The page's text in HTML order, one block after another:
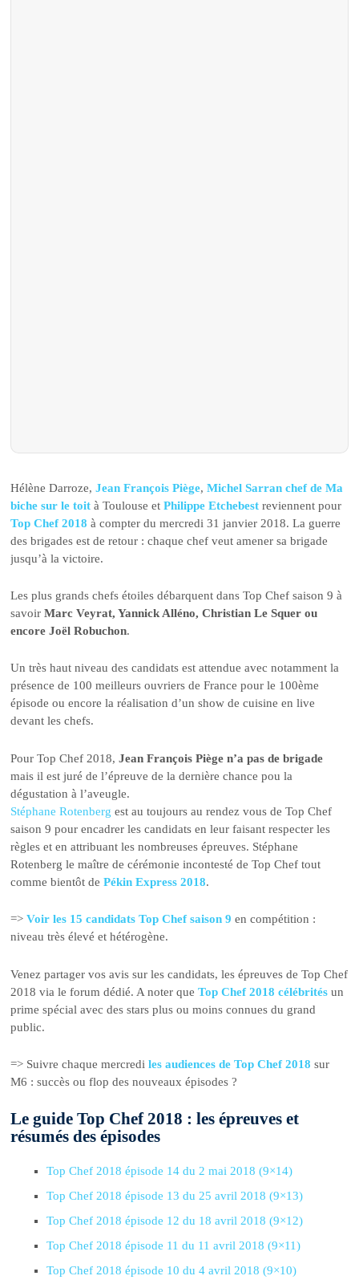
Hélène Darroze,Jean François Piège,Michel Sarran chef de Ma
biche sur le toit à Toulouse etPhilippe Etchebest reviennent pour
Top Chef 2018 à compter du mercredi 31 janvier 2018. La guerre
des brigades est de retour : chaque chef veut amener sa brigade
jusqu’à la victoire.
Les plus grands chefs étoiles débarquent dans Top Chef saison 9 à
savoirMarc Veyrat, Yannick Alléno, Christian Le Squer ou
encore Joël Robuchon.
Un très haut niveau des candidats est attendue avec notamment la
présence de 100 meilleurs ouvriers de France pour le 100ème
épisode ou encore la réalisation d’un show de cuisine en live
devant les chefs.
Pour Top Chef 2018,Jean François Piège n’a pas de brigade
mais il est juré de l’épreuve de la dernière chance pou la
dégustation à l’aveugle.
Stéphane Rotenberg est au toujours au rendez vous de Top Chef
saison 9 pour encadrer les candidats en leur faisant respecter les
règles et en attribuant les nombreuses épreuves. Stéphane
Rotenberg le maître de cérémonie incontesté de Top Chef tout
comme bientôt dePékin Express 2018.
=> Voir les 15 candidats Top Chef saison 9 en compétition :
niveau très élevé et hétérogène.
Venez partager vos avis sur les candidats, les épreuves de Top Chef
2018 via le forum dédié. A noter queTop Chef 2018 célébrités un
prime spécial avec des stars plus ou moins connues du grand
public.
=> Suivre chaque mercrediles audiences de Top Chef 2018 sur
M6 : succès ou flop des nouveaux épisodes ?
Le guide Top Chef 2018 : les épreuves et
résumés des épisodes
Top Chef 2018 épisode 14 du 2 mai 2018 (9×14)
Top Chef 2018 épisode 13 du 25 avril 2018 (9×13)
Top Chef 2018 épisode 12 du 18 avril 2018 (9×12)
Top Chef 2018 épisode 11 du 11 avril 2018 (9×11)
Top Chef 2018 épisode 10 du 4 avril 2018 (9×10)